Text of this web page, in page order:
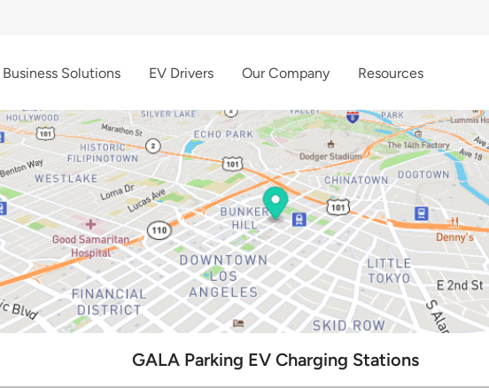
Business Solutions EV Drivers Our Company Resources
GALA Parking EV Charging Stations